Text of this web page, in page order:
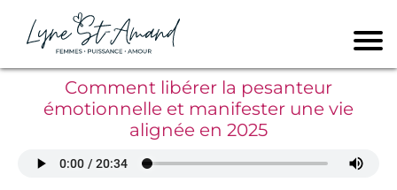
Comment libérer la pesanteur
émotionnelle et manifester une vie
alignée en 2025